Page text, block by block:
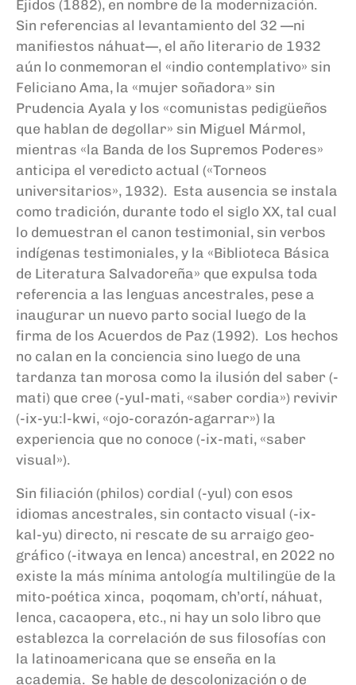
Ejidos (1882), en nombre de la modernización.
Sin referencias al levantamiento del 32 —ni
manifiestos náhuat—, el año literario de 1932
aún lo conmemoran el «indio contemplativo» sin
Feliciano Ama, la «mujer soñadora» sin
Prudencia Ayala y los «comunistas pedigüeños
que hablan de degollar» sin Miguel Mármol,
mientras «la Banda de los Supremos Poderes»
anticipa el veredicto actual («Torneos
universitarios», 1932). Esta ausencia se instala
como tradición, durante todo el siglo XX, tal cual
lo demuestran el canon testimonial, sin verbos
indígenas testimoniales, y la «Biblioteca Básica
de Literatura Salvadoreña» que expulsa toda
referencia a las lenguas ancestrales, pese a
inaugurar un nuevo parto social luego de la
firma de los Acuerdos de Paz (1992). Los hechos
no calan en la conciencia sino luego de una
tardanza tan morosa como la ilusión del saber (-
mati) que cree (-yul-mati, «saber cordia») revivir
(-ix-yu:l-kwi, «ojo-corazón-agarrar») la
experiencia que no conoce (-ix-mati, «saber
visual»).
Sin filiación (philos) cordial (-yul) con esos
idiomas ancestrales, sin contacto visual (-ix-
kal-yu) directo, ni rescate de su arraigo geo-
gráfico (-itwaya en lenca) ancestral, en 2022 no
existe la más mínima antología multilingüe de la
mito-poética xinca, poqomam, ch’ortí, náhuat,
lenca, cacaopera, etc., ni hay un solo libro que
establezca la correlación de sus filosofías con
la latinoamericana que se enseña en la
academia. Se hable de descolonización o de